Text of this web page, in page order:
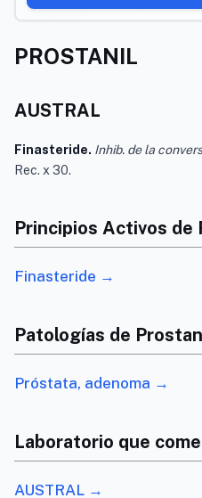
PROSTANIL
AUSTRAL
Finasteride. Inhib. de la
Rec. x 30.
Principios Activos de
Finasteride →
Patologías de
Próstata, adenoma →
Laboratorio que
AUSTRAL →